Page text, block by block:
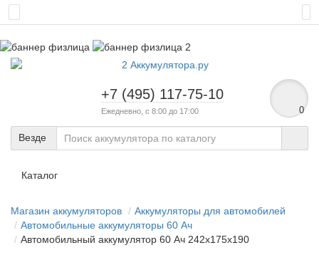
+7 (495) 117-75-10
Ежедневно, с 8:00 до 17:00 0
Везде
Каталог
Магазин аккумуляторов
Аккумуляторы для автомобилей
Автомобильные аккумуляторы 60 Ач
Автомобильный аккумулятор 60 Ач 242x175x190